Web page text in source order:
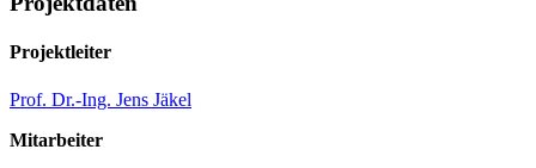
Projektleiter
Prof. Dr.-Ing. Jens Jäkel
Mitarbeiter